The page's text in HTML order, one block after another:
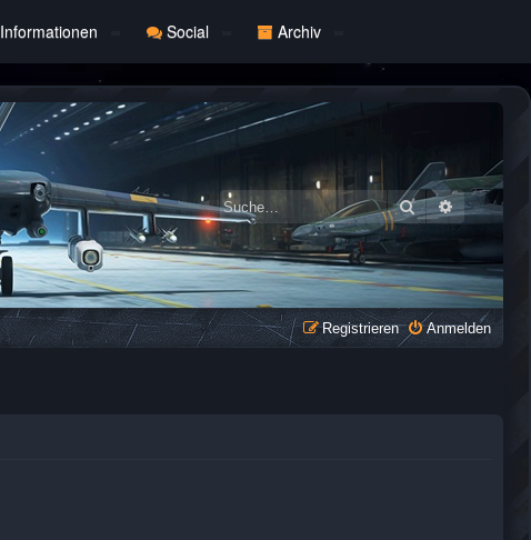
Informationen Social Archiv
Suche Erweiterte
Anmelden
Registrieren